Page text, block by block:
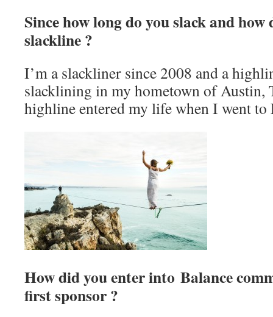
Since how long do you slack and how
slackline ?
I’m a slackliner since 2008 and a
slacklining in my hometown of Austin,
highline entered my life when I went to
How did you enter into Balance
first sponsor ?